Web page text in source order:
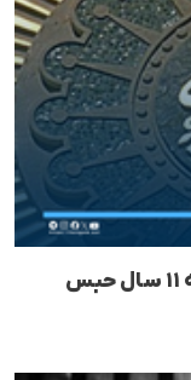
تهران؛ شیده توکلی، شهروند بهایی به ۱۱ سال حبس